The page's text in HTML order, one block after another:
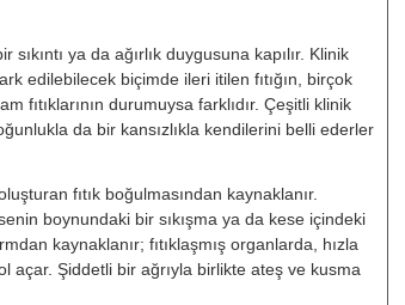
ya da ağırlık duygusuna kapılır. Klinik
edilebilecek biçimde ileri itilen fıtığın, birçok
fıtıklarının durumuysa farklıdır. Çeşitli klinik
da bir kansızlıkla kendilerini belli ederler
fıtık boğulmasından kaynaklanır.
boynundaki bir sıkışma ya da kese içindeki
kaynaklanır; fıtıklaşmış organlarda, hızla
açar. Şiddetli bir ağrıyla birlikte ateş ve kusma